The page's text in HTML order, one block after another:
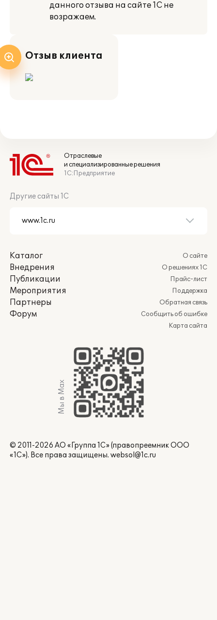
данного отзыва на сайте 1С не
возражаем.
Отзыв клиента
Отраслевые
и специализированные решения
1С:Предприятие
Другие сайты 1С
Каталог
Внедрения
Публикации
Мероприятия
Партнеры
Форум
О сайте
О решениях 1С
Прайс-лист
Поддержка
Обратная связь
Сообщить об ошибке
Карта сайта
Мы в Max
© 2011-2026 АО «Группа 1С» (правопреемник ООО
«1С»). Все права защищены. websol@1c.ru